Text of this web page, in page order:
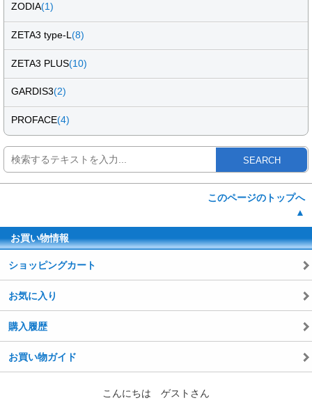
ZODIA(1)
ZETA3 type-L (8)
ZETA3 PLUS(10)
GARDIS3(2)
PROFACE(4)
SEARCH
このページのトップへ
▲
お買い物情報
ショッピングカート
お気に入り
購入履歴
お買い物ガイド
こんにちは ゲストさん